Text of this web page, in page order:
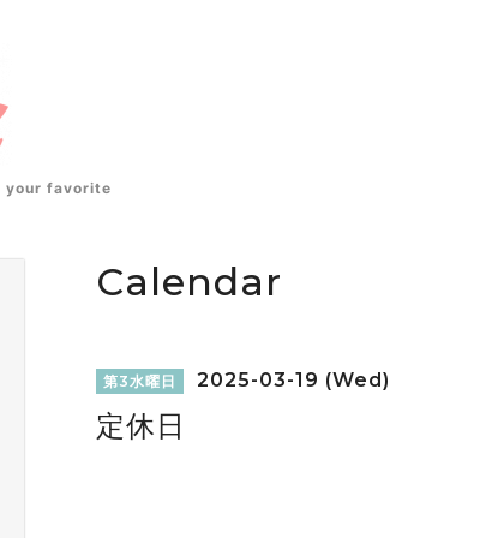
your favorite
Calendar
第3水曜日 2025-03-19 (Wed)
定休日